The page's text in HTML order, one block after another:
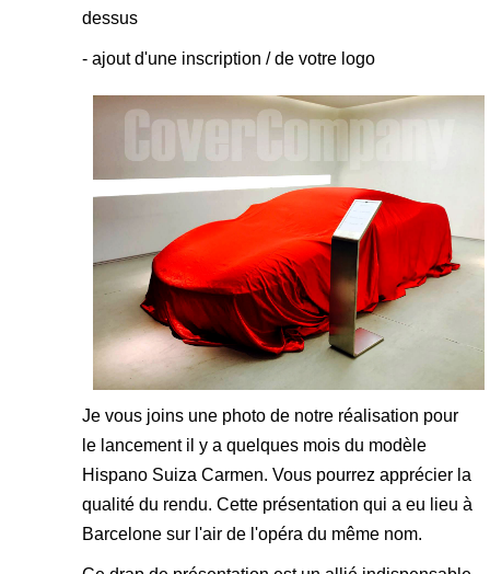
dessus
- ajout d'une inscription / de votre logo
Je vous joins une photo de notre réalisation pour
le lancement il y a quelques mois du modèle
Hispano Suiza Carmen. Vous pourrez apprécier la
qualité du rendu. Cette présentation qui a eu lieu à
Barcelone sur l'air de l'opéra du même nom.